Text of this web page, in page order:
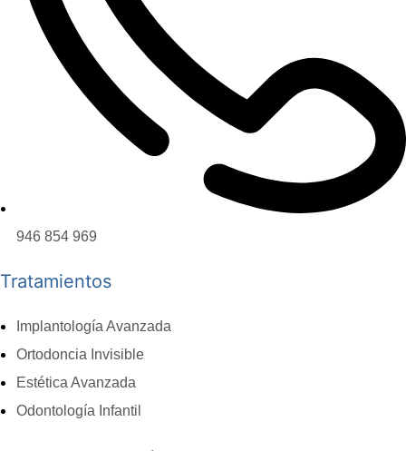
946 854 969
Tratamientos
Implantología Avanzada
Ortodoncia Invisible
Estética Avanzada
Odontología Infantil